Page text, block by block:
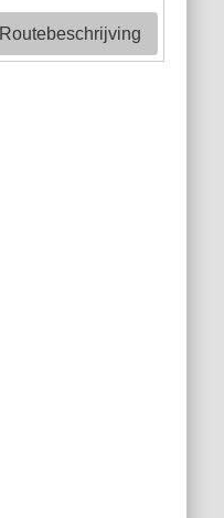
Routebeschrijving